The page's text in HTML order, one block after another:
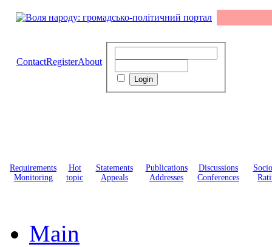
ContactRegisterAbout
Requirements
Monitoring
Hot
topic
Statements
Appeals
Publications
Addresses
Discussions
Conferences
Main